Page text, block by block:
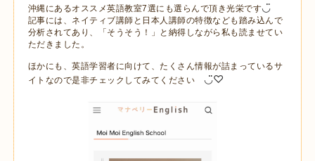
沖縄にあるオススメ英語教室7選にも選らんで頂き光栄です◡̈
記事には、ネイティブ講師と日本人講師の特徴なども踏み込んで
分析されてあり、「そうそう！」と納得しながら私も読ませてい
ただきました。
ほかにも、英語学習者に向けて、たくさん情報が詰まっているサ
イトなので是非チェックしてみてください ◡̈♡